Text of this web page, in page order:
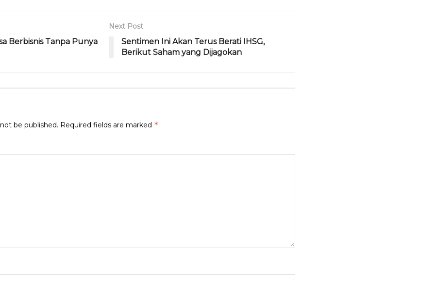
Berbisnis Tanpa Punya
Next Post
Sentimen Ini Akan Terus Berati IHSG,
Berikut Saham yang Dijagokan
be published. Required fields are marked *